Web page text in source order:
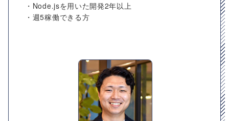
・Node.jsを用いた開発2年以上
・週5稼働できる方